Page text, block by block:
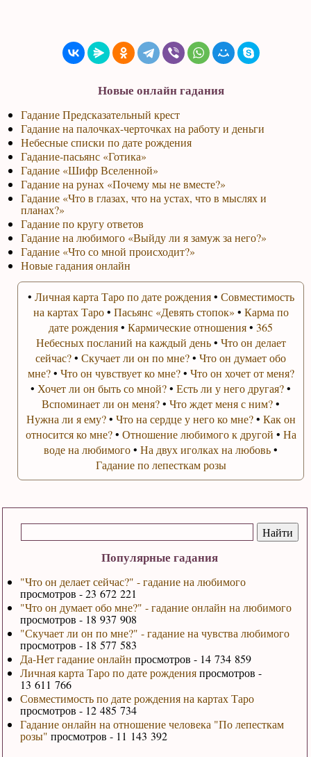
Популярные гадания
"Что он делает сейчас?" - гадание на любимого
просмотров - 23 672 221
"Что он думает обо мне?" - гадание онлайн на любимого
просмотров - 18 937 908
"Скучает ли он по мне?" - гадание на чувства любимого
просмотров - 18 577 583
Да-Нет гадание онлайн просмотров - 14 734 859
Личная карта Таро по дате рожденияпросмотров -
13 611 766
Совместимость по дате рождения на картах Таро
просмотров - 12 485 734
Гадание онлайн на отношение человека "По лепесткам
розы" просмотров - 11 143 392
Новые онлайн гадания
Гадание Предсказательный крест
Гадание на палочках-черточках на работу и деньги
Небесные списки по дате рождения
Гадание-пасьянс «Готика»
Гадание «Шифр Вселенной»
Гадание на рунах «Почему мы не вместе?»
Гадание «Что в глазах, что на устах, что в мыслях и
планах?»
Гадание по кругу ответов
Гадание на любимого «Выйду ли я замуж за него?»
Гадание «Что со мной происходит?»
Новые гадания онлайн
• Личная карта Таро по дате рождения• Совместимость
на картах Таро• Пасьянс «Девять стопок» • Карма по
дате рождения•Кармические отношения•365
Небесных посланий на каждый день• Что он делает
сейчас?•Скучает ли он по мне?•Что он думает обо
мне?• Что он чувствует ко мне?• Что он хочет от меня?
• Хочет ли он быть со мной?•Есть ли у него другая?•
Вспоминает ли он меня?•Что ждет меня с ним?•
Нужна ли я ему?• Что на сердце у него ко мне?• Как он
относится ко мне?• Отношение любимого к другой • На
воде на любимого•На двух иголках на любовь•
Гадание по лепесткам розы